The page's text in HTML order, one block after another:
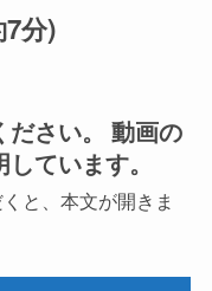
分)
ださい。 動画の
ています。
と、本文が開きま